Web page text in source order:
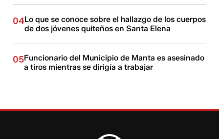
04Lo que se conoce sobre el hallazgo de los cuerpos
de dos jóvenes quiteños en Santa Elena
05Funcionario del Municipio de Manta es asesinado
a tiros mientras se dirigía a trabajar